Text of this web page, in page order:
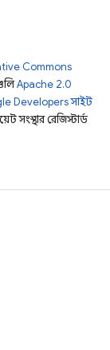
Commons
Apache 2.0
Developers সাইট
রেজিস্টার্ড